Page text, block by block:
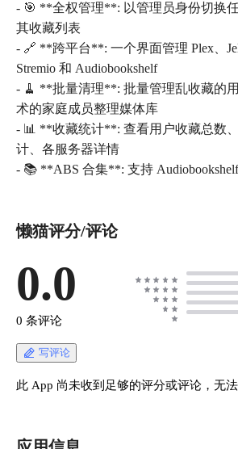
- 🎯 **全权管理**: 以管理员身份切换
其收藏列表
- 🔗 **跨平台**: 一个界面管理 Plex、
Stremio 和 Audiobookshelf
- 🧹 **批量清理**: 批量管理乱收藏的
术的家庭成员整理媒体库
- 📊 **收藏统计**: 查看用户收藏总数
计、各服务器详情
- 📚 **ABS 合集**: 支持
懒猫评分/评论
0.0
0 条评论
写评论
此 App 尚未收到足够的评分或评论，无法